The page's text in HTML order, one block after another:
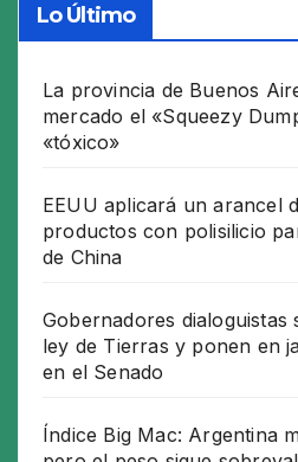
Lo Último
La provincia de Buenos
mercado el «Squeezy
«tóxico»
EEUU aplicará un arancel
productos con polisilicio
de China
Gobernadores dialoguistas
ley de Tierras y ponen en
en el Senado
Índice Big Mac: Argentina